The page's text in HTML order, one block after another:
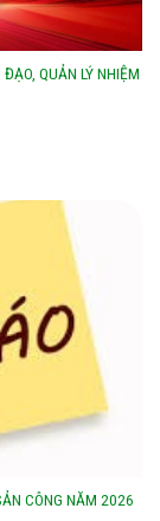
QUẢN LÝ NHIỆM
CÔNG NĂM 2026